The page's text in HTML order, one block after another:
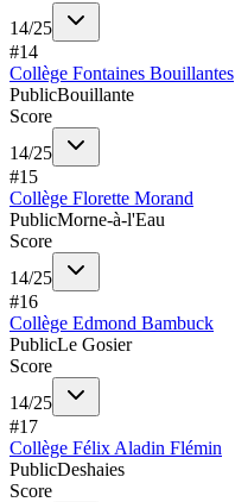
14/25
#14
Collège Fontaines Bouillantes
PublicBouillante
Score
14/25
#15
Collège Florette Morand
PublicMorne-à-l'Eau
Score
14/25
#16
Collège Edmond Bambuck
PublicLe Gosier
Score
14/25
#17
Collège Félix Aladin Flémin
PublicDeshaies
Score